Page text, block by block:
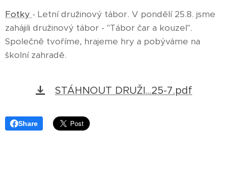
Fotky - Letní družinový tábor. V pondělí 25.8. jsme
zahájili družinový tábor - "Tábor čar a kouzel".
Společně tvoříme, hrajeme hry a pobýváme na
školní zahradě.
STÁHNOUT DRUŽI...25-7.pdf
Share